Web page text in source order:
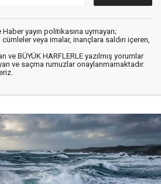
Haber yayın politikasına uymayan;
veya imalar, inançlara saldırı içeren,
ve BÜYÜK HARFLERLE yazılmış yorumlar
ve saçma rumuzlar onaylanmamaktadır.